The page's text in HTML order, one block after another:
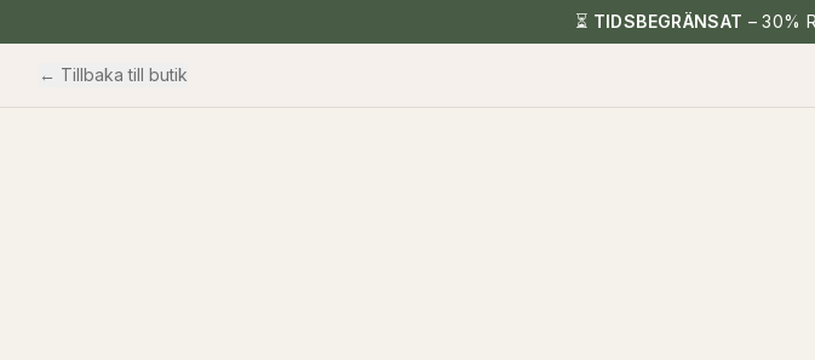
⏳ TIDSBEGRÄNSAT – 30%
← Tillbaka till butik